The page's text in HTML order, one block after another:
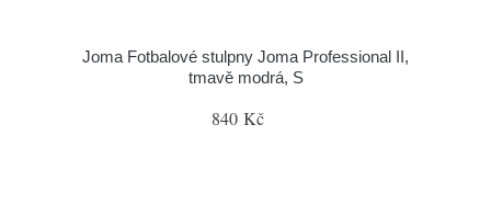
Joma Fotbalové stulpny Joma Professional II,
tmavě modrá, S
840 Kč